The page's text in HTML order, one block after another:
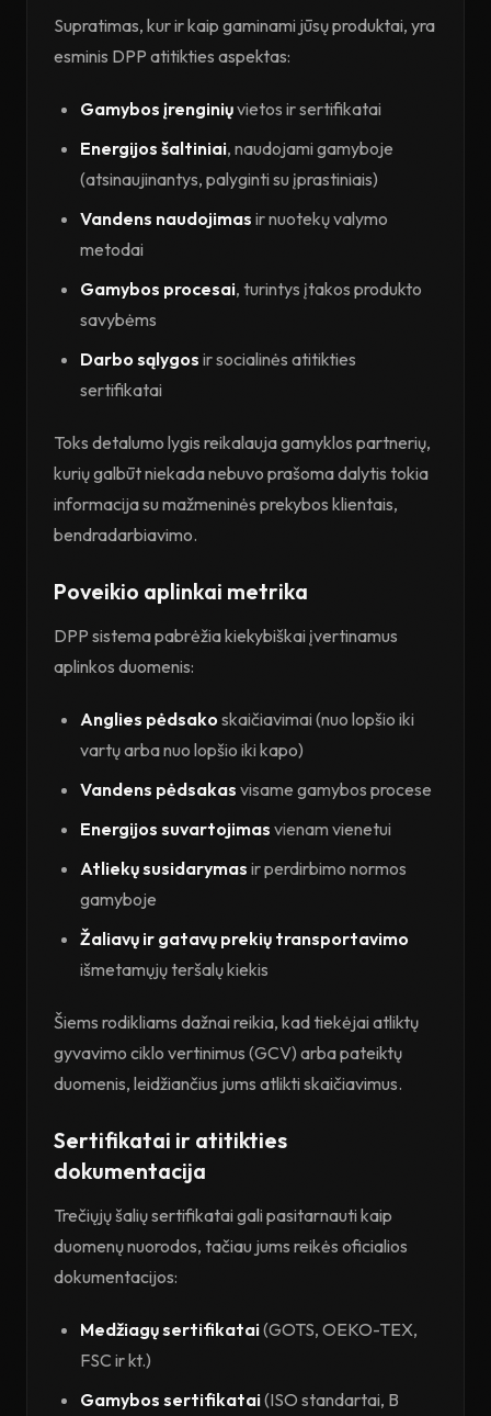
Supratimas, kur ir kaip gaminami jūsų produktai, yra
esminis DPP atitikties aspektas:
Gamybos įrenginiųvietos ir sertifikatai
Energijos šaltiniai, naudojami gamyboje
(atsinaujinantys, palyginti su įprastiniais)
Vandens naudojimas ir nuotekų valymo
metodai
Gamybos procesai, turintys įtakos produkto
savybėms
Darbo sąlygos ir socialinės atitikties
sertifikatai
Toks detalumo lygis reikalauja gamyklos partnerių,
kurių galbūt niekada nebuvo prašoma dalytis tokia
informacija su mažmeninės prekybos klientais,
bendradarbiavimo.
Poveikio aplinkai metrika
DPP sistema pabrėžia kiekybiškai įvertinamus
aplinkos duomenis:
Anglies pėdsako skaičiavimai (nuo lopšio iki
vartų arba nuo lopšio iki kapo)
Vandens pėdsakas visame gamybos procese
Energijos suvartojimas vienam vienetui
Atliekų susidarymas ir perdirbimo normos
gamyboje
Žaliavų ir gatavų prekių transportavimo
išmetamųjų teršalų kiekis
Šiems rodikliams dažnai reikia, kad tiekėjai atliktų
gyvavimo ciklo vertinimus (GCV) arba pateiktų
duomenis, leidžiančius jums atlikti skaičiavimus.
Sertifikatai ir atitikties
dokumentacija
Trečiųjų šalių sertifikatai gali pasitarnauti kaip
duomenų nuorodos, tačiau jums reikės oficialios
dokumentacijos:
Medžiagų sertifikatai(GOTS, OEKO-TEX,
FSC ir kt.)
Gamybos sertifikatai(ISO standartai, B